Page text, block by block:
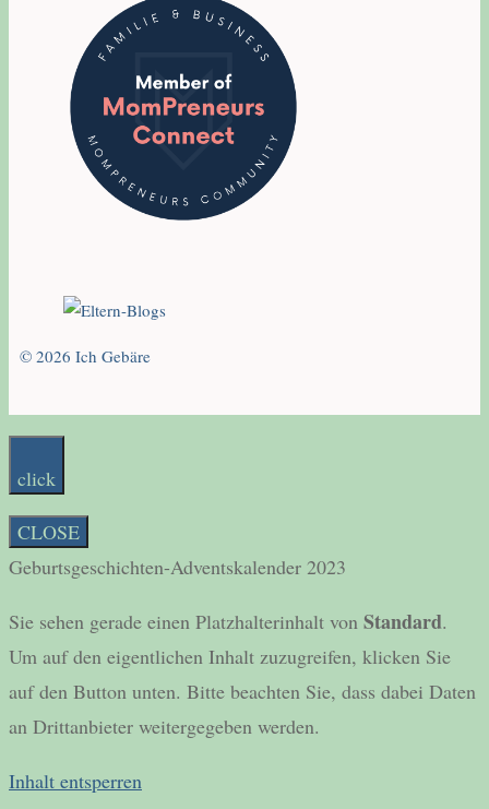
© 2026 Ich Gebäre
click
CLOSE
Geburtsgeschichten-Adventskalender 2023
Sie sehen gerade einen Platzhalterinhalt von Standard.
Um auf den eigentlichen Inhalt zuzugreifen, klicken Sie
auf den Button unten. Bitte beachten Sie, dass dabei Daten
an Drittanbieter weitergegeben werden.
Inhalt entsperren